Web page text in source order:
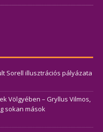
Sorell illusztrációs pályázata
Völgyében – Gryllus Vilmos,
sokan mások